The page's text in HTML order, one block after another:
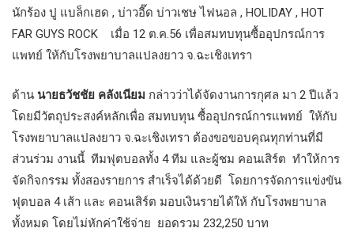
นักร้อง ปู แบล็กเฮด , บ่าวอี๊ด บ่าวเชษ ไฟนอล , HOLIDAY , HOT
FAR GUYS ROCK เมื่อ 12 ต.ค.56 เพื่อสมทบทุนซื้ออุปกรณ์การ
แพทย์ ให้กับโรงพยาบาลแปลงยาว จ.ฉะเชิงเทรา
ด้าน นายธวัชชัย คลังเนียม กล่าวว่าได้จัดงานการกุศล มา 2 ปีแล้ว
โดยมีวัตถุประสงค์หลักเพื่อ สมทบทุน ซื้ออุปกรณ์การแพทย์ ให้กับ
โรงพยาบาลแปลงยาว จ.ฉะเชิงเทรา ต้องขอขอบคุณทุกท่านที่มี
ส่วนร่วม งานนี้ ทีมฟุตบอลทั้ง 4 ทีม และผู้ชม คอนเสิร์ต ทำให้การ
จัดกิจกรรม ทั้งสองรายการ สำเร็จได้ด้วยดี โดยการจัดการแข่งขัน
ฟุตบอล 4 เส้า และ คอนเสิร์ต มอบเงินรายได้ให้ กับโรงพยาบาล
ทั้งหมด โดยไม่หักค่าใช้จ่าย ยอดรวม 232,250 บาท